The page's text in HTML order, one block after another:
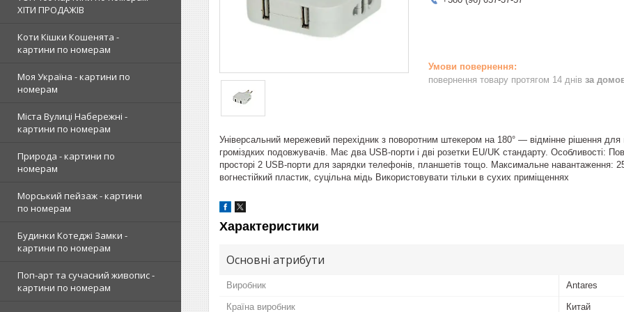
ХІТИ ПРОДАЖІВ
Коти Кішки Кошенята -
картини по номерам
Моя Україна - картини по
номерам
Міста Вулиці Набережні -
картини по номерам
Природа - картини по
номерам
Морський пейзаж - картини
по номерам
Будинки Котеджі Замки -
картини по номерам
Поп-арт та сучасний живопис -
картини по номерам
повернення товару протягом 14 днів за
Універсальний мережевий перехідник з поворотним штекером на 180° — відмінне рішення для
громіздких подовжувачів. Має два USB-порти і дві розетки EU/UK стандарту. Особливості:
просторі 2 USB-порти для зарядки телефонів, планшетів тощо. Максимальне
вогнестійкий пластик, суцільна мідь Використовувати тільки в сухих приміщеннях
Характеристики
Основні атрибути
Виробник Antares
Країна виробник Китай